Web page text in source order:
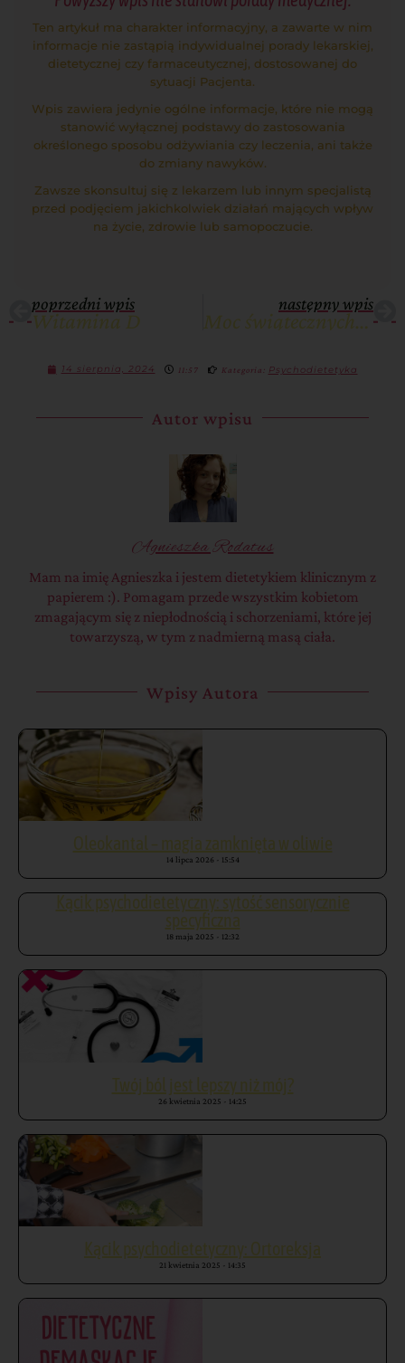
Ten artykuł ma charakter informacyjny, a zawarte w nim
informacje nie zastąpią indywidualnej porady lekarskiej,
dietetycznej czy farmaceutycznej, dostosowanej do
sytuacji Pacjenta.
Wpis zawiera jedynie ogólne informacje, które nie mogą
stanowić wyłącznej podstawy do zastosowania
określonego sposobu odżywiania czy leczenia, ani także
do zmiany nawyków.
Zawsze skonsultuj się z lekarzem lub innym specjalistą
przed podjęciem jakichkolwiek działań mających wpływ
na życie, zdrowie lub samopoczucie.
poprzedni wpis
Witamina D
następny wpis
Moc świątecznych przypraw
14 sierpnia, 2024 11:57 Kategoria: Psychodietetyka
Autor wpisu
Agnieszka Rodatus
Mam na imię Agnieszka i jestem dietetykiem klinicznym z
papierem :). Pomagam przede wszystkim kobietom
zmagającym się z niepłodnością i schorzeniami, które jej
towarzyszą, w tym z nadmierną masą ciała.
Wpisy Autora
Oleokantal – magia zamknięta w oliwie
14 lipca 2026 15:54
Kącik psychodietetyczny: sytość sensorycznie
specyficzna
18 maja 2025 12:32
Twój ból jest lepszy niż mój?
26 kwietnia 2025 14:25
Kącik psychodietetyczny: Ortoreksja
21 kwietnia 2025 14:35